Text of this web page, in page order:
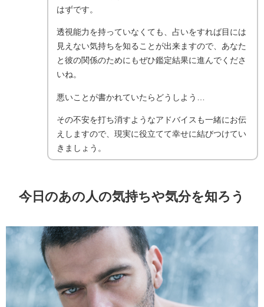
はずです。
透視能力を持っていなくても、占いをすれば目には
見えない気持ちを知ることが出来ますので、あなた
と彼の関係のためにもぜひ鑑定結果に進んでくださ
いね。
悪いことが書かれていたらどうしよう…
その不安を打ち消すようなアドバイスも一緒にお伝
えしますので、現実に役立てて幸せに結びつけてい
きましょう。
今日のあの人の気持ちや気分を知ろう